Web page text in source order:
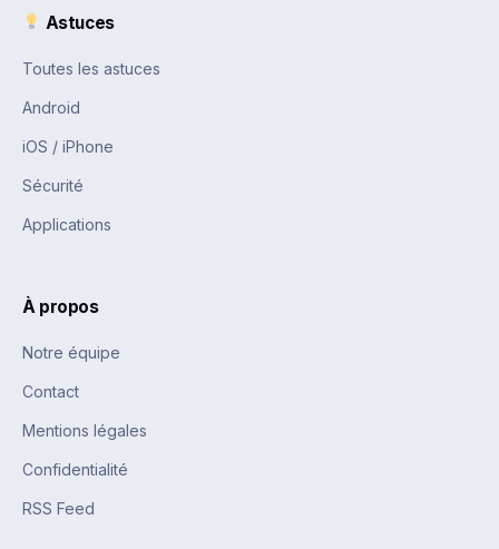
Astuces
Toutes les astuces
Android
iOS / iPhone
Sécurité
Applications
À propos
Notre équipe
Contact
Mentions légales
Confidentialité
RSS Feed